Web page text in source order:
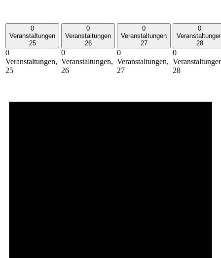
0
Veranstaltungen
25
0
Veranstaltungen,
25
0
Veranstaltungen
26
0
Veranstaltungen,
26
0
Veranstaltungen
27
0
Veranstaltungen,
27
0
28
0
28